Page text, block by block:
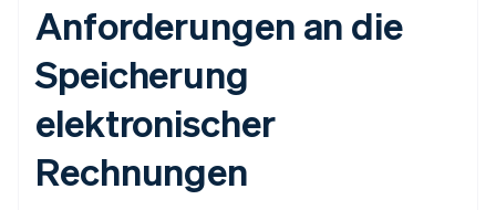
Anforderungen an die
Speicherung
elektronischer
Rechnungen